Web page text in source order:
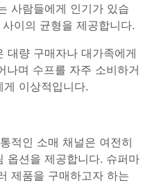
사람들에게 인기가 있습
이의 균형을 제공합니다.
량 구매자나 대가족에게
나며 수프를 자주 소비하거
이상적입니다.
적인 소매 채널은 여전히
옵션을 제공합니다. 슈퍼마
제품을 구매하고자 하는